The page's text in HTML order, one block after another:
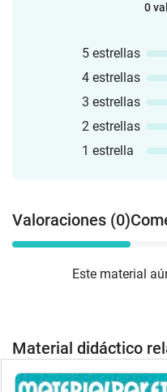
0
5 estrellas
4 estrellas
3 estrellas
2 estrellas
1 estrella
Valoraciones (0)
Este material
Material didáctico